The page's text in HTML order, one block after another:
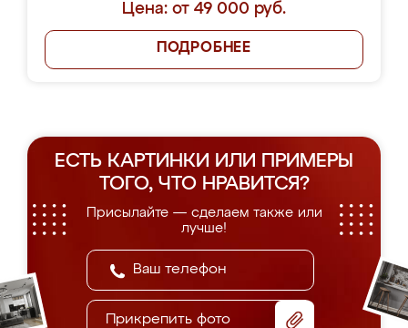
Цена: от 49 000 руб.
ПОДРОБНЕЕ
ЕСТЬ КАРТИНКИ ИЛИ ПРИМЕРЫ
ТОГО, ЧТО НРАВИТСЯ?
Присылайте — сделаем также или
лучше!
Прикрепить фото